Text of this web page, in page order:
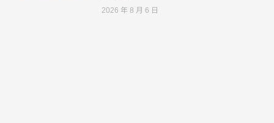
2026 年 8 月 6 日